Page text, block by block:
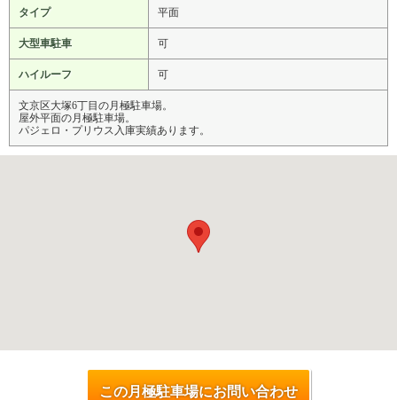
タイプ 平面
大型車駐車 可
ハイルーフ 可
文京区大塚6丁目の月極駐車場。
屋外平面の月極駐車場。
パジェロ・プリウス入庫実績あります。
この月極駐車場にお問い合わせ